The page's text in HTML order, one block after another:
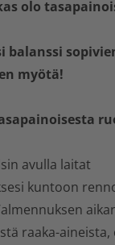
olo
balanssi
myötä!
avulla laitat
kuntoon
raaka-